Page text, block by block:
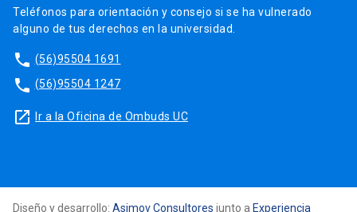
Teléfonos para orientación y consejo si se ha vulnerado
alguno de tus derechos en la universidad.
phone (56)95504 1691
phone (56)95504 1247
launch Ir a la Oficina de Ombuds UC
Diseño y desarrollo: Asimov Consultores junto a Experiencia